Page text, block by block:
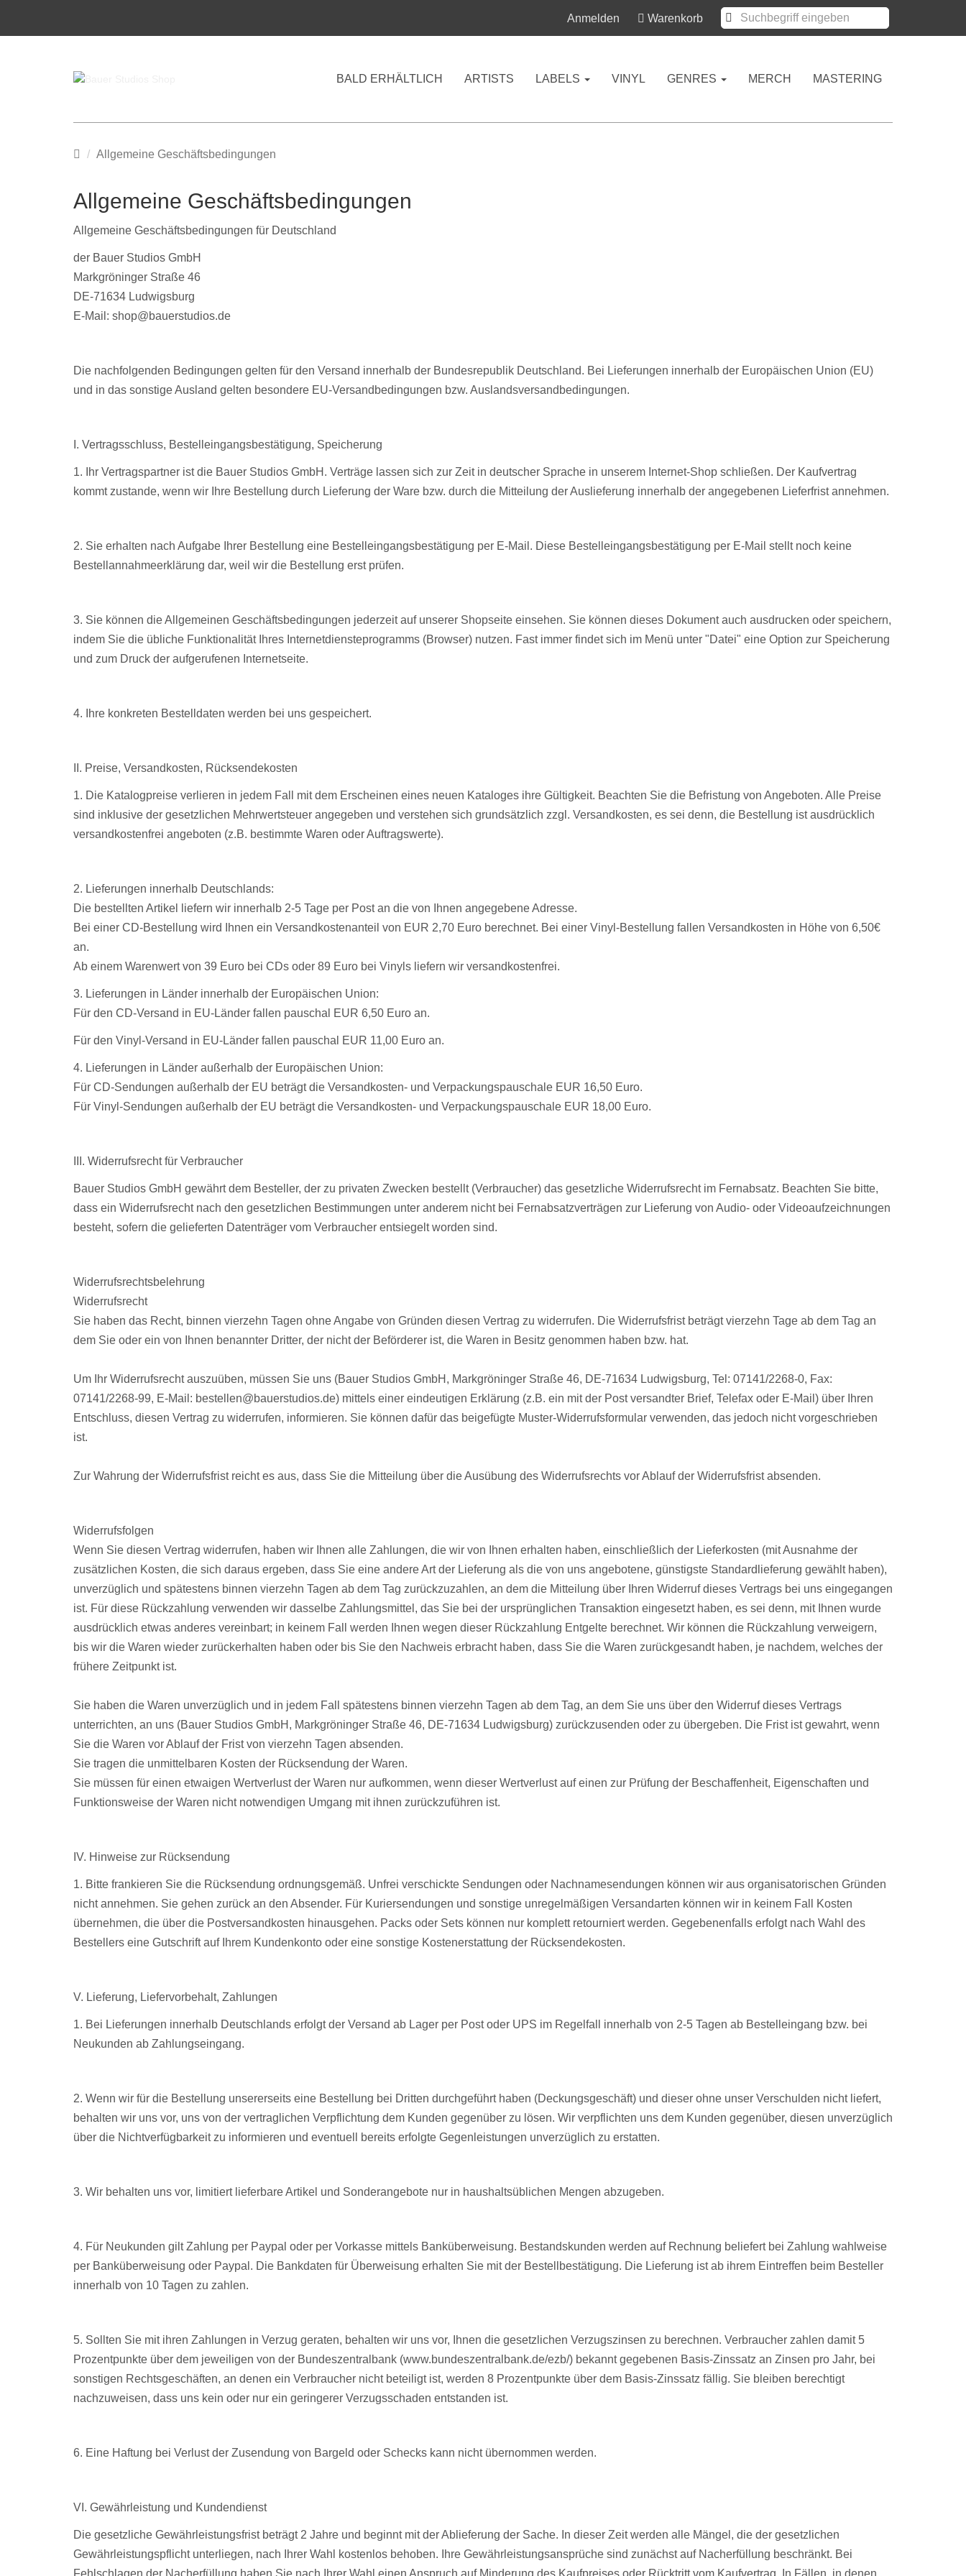
Anmelden Warenkorb
BALD ERHÄLTLICH ARTISTS LABELS VINYL GENRES MERCH MASTERING
Startseite
Allgemeine Geschäftsbedingungen
Allgemeine Geschäftsbedingungen
Allgemeine Geschäftsbedingungen für Deutschland
der Bauer Studios GmbH
Markgröninger Straße 46
DE-71634 Ludwigsburg
E-Mail: shop@bauerstudios.de
Die nachfolgenden Bedingungen gelten für den Versand innerhalb der Bundesrepublik Deutschland. Bei Lieferungen innerhalb der Europäischen Union (EU)
und in das sonstige Ausland gelten besondere EU-Versandbedingungen bzw. Auslandsversandbedingungen.
I. Vertragsschluss, Bestelleingangsbestätigung, Speicherung
1. Ihr Vertragspartner ist die Bauer Studios GmbH. Verträge lassen sich zur Zeit in deutscher Sprache in unserem Internet-Shop schließen. Der Kaufvertrag
kommt zustande, wenn wir Ihre Bestellung durch Lieferung der Ware bzw. durch die Mitteilung der Auslieferung innerhalb der angegebenen Lieferfrist annehmen.
2. Sie erhalten nach Aufgabe Ihrer Bestellung eine Bestelleingangsbestätigung per E-Mail. Diese Bestelleingangsbestätigung per E-Mail stellt noch keine
Bestellannahmeerklärung dar, weil wir die Bestellung erst prüfen.
3. Sie können die Allgemeinen Geschäftsbedingungen jederzeit auf unserer Shopseite einsehen. Sie können dieses Dokument auch ausdrucken oder speichern,
indem Sie die übliche Funktionalität Ihres Internetdiensteprogramms (Browser) nutzen. Fast immer findet sich im Menü unter "Datei" eine Option zur Speicherung
und zum Druck der aufgerufenen Internetseite.
4. Ihre konkreten Bestelldaten werden bei uns gespeichert.
II. Preise, Versandkosten, Rücksendekosten
1. Die Katalogpreise verlieren in jedem Fall mit dem Erscheinen eines neuen Kataloges ihre Gültigkeit. Beachten Sie die Befristung von Angeboten. Alle Preise
sind inklusive der gesetzlichen Mehrwertsteuer angegeben und verstehen sich grundsätzlich zzgl. Versandkosten, es sei denn, die Bestellung ist ausdrücklich
versandkostenfrei angeboten (z.B. bestimmte Waren oder Auftragswerte).
2. Lieferungen innerhalb Deutschlands:
Die bestellten Artikel liefern wir innerhalb 2-5 Tage per Post an die von Ihnen angegebene Adresse.
Bei einer CD-Bestellung wird Ihnen ein Versandkostenanteil von EUR 2,70 Euro berechnet. Bei einer Vinyl-Bestellung fallen Versandkosten in Höhe von 6,50€
an.
Ab einem Warenwert von 39 Euro bei CDs oder 89 Euro bei Vinyls liefern wir versandkostenfrei.
3. Lieferungen in Länder innerhalb der Europäischen Union:
Für den CD-Versand in EU-Länder fallen pauschal EUR 6,50 Euro an.
Für den Vinyl-Versand in EU-Länder fallen pauschal EUR 11,00 Euro an.
4. Lieferungen in Länder außerhalb der Europäischen Union:
Für CD-Sendungen außerhalb der EU beträgt die Versandkosten- und Verpackungspauschale EUR 16,50 Euro.
Für Vinyl-Sendungen außerhalb der EU beträgt die Versandkosten- und Verpackungspauschale EUR 18,00 Euro.
III. Widerrufsrecht für Verbraucher
Bauer Studios GmbH gewährt dem Besteller, der zu privaten Zwecken bestellt (Verbraucher) das gesetzliche Widerrufsrecht im Fernabsatz. Beachten Sie bitte,
dass ein Widerrufsrecht nach den gesetzlichen Bestimmungen unter anderem nicht bei Fernabsatzverträgen zur Lieferung von Audio- oder Videoaufzeichnungen
besteht, sofern die gelieferten Datenträger vom Verbraucher entsiegelt worden sind.
Widerrufsrechtsbelehrung
Widerrufsrecht
Sie haben das Recht, binnen vierzehn Tagen ohne Angabe von Gründen diesen Vertrag zu widerrufen. Die Widerrufsfrist beträgt vierzehn Tage ab dem Tag an
dem Sie oder ein von Ihnen benannter Dritter, der nicht der Beförderer ist, die Waren in Besitz genommen haben bzw. hat.
Um Ihr Widerrufsrecht auszuüben, müssen Sie uns (Bauer Studios GmbH, Markgröninger Straße 46, DE-71634 Ludwigsburg, Tel: 07141/2268-0, Fax:
07141/2268-99, E-Mail: bestellen@bauerstudios.de) mittels einer eindeutigen Erklärung (z.B. ein mit der Post versandter Brief, Telefax oder E-Mail) über Ihren
Entschluss, diesen Vertrag zu widerrufen, informieren. Sie können dafür das beigefügte Muster-Widerrufsformular verwenden, das jedoch nicht vorgeschrieben
ist.
Zur Wahrung der Widerrufsfrist reicht es aus, dass Sie die Mitteilung über die Ausübung des Widerrufsrechts vor Ablauf der Widerrufsfrist absenden.
Widerrufsfolgen
Wenn Sie diesen Vertrag widerrufen, haben wir Ihnen alle Zahlungen, die wir von Ihnen erhalten haben, einschließlich der Lieferkosten (mit Ausnahme der
zusätzlichen Kosten, die sich daraus ergeben, dass Sie eine andere Art der Lieferung als die von uns angebotene, günstigste Standardlieferung gewählt haben),
unverzüglich und spätestens binnen vierzehn Tagen ab dem Tag zurückzuzahlen, an dem die Mitteilung über Ihren Widerruf dieses Vertrags bei uns eingegangen
ist. Für diese Rückzahlung verwenden wir dasselbe Zahlungsmittel, das Sie bei der ursprünglichen Transaktion eingesetzt haben, es sei denn, mit Ihnen wurde
ausdrücklich etwas anderes vereinbart; in keinem Fall werden Ihnen wegen dieser Rückzahlung Entgelte berechnet. Wir können die Rückzahlung verweigern,
bis wir die Waren wieder zurückerhalten haben oder bis Sie den Nachweis erbracht haben, dass Sie die Waren zurückgesandt haben, je nachdem, welches der
frühere Zeitpunkt ist.
Sie haben die Waren unverzüglich und in jedem Fall spätestens binnen vierzehn Tagen ab dem Tag, an dem Sie uns über den Widerruf dieses Vertrags
unterrichten, an uns (Bauer Studios GmbH, Markgröninger Straße 46, DE-71634 Ludwigsburg) zurückzusenden oder zu übergeben. Die Frist ist gewahrt, wenn
Sie die Waren vor Ablauf der Frist von vierzehn Tagen absenden.
Sie tragen die unmittelbaren Kosten der Rücksendung der Waren.
Sie müssen für einen etwaigen Wertverlust der Waren nur aufkommen, wenn dieser Wertverlust auf einen zur Prüfung der Beschaffenheit, Eigenschaften und
Funktionsweise der Waren nicht notwendigen Umgang mit ihnen zurückzuführen ist.
IV. Hinweise zur Rücksendung
1. Bitte frankieren Sie die Rücksendung ordnungsgemäß. Unfrei verschickte Sendungen oder Nachnamesendungen können wir aus organisatorischen Gründen
nicht annehmen. Sie gehen zurück an den Absender. Für Kuriersendungen und sonstige unregelmäßigen Versandarten können wir in keinem Fall Kosten
übernehmen, die über die Postversandkosten hinausgehen. Packs oder Sets können nur komplett retourniert werden. Gegebenenfalls erfolgt nach Wahl des
Bestellers eine Gutschrift auf Ihrem Kundenkonto oder eine sonstige Kostenerstattung der Rücksendekosten.
V. Lieferung, Liefervorbehalt, Zahlungen
1. Bei Lieferungen innerhalb Deutschlands erfolgt der Versand ab Lager per Post oder UPS im Regelfall innerhalb von 2-5 Tagen ab Bestelleingang bzw. bei
Neukunden ab Zahlungseingang.
2. Wenn wir für die Bestellung unsererseits eine Bestellung bei Dritten durchgeführt haben (Deckungsgeschäft) und dieser ohne unser Verschulden nicht liefert,
behalten wir uns vor, uns von der vertraglichen Verpflichtung dem Kunden gegenüber zu lösen. Wir verpflichten uns dem Kunden gegenüber, diesen unverzüglich
über die Nichtverfügbarkeit zu informieren und eventuell bereits erfolgte Gegenleistungen unverzüglich zu erstatten.
3. Wir behalten uns vor, limitiert lieferbare Artikel und Sonderangebote nur in haushaltsüblichen Mengen abzugeben.
4. Für Neukunden gilt Zahlung per Paypal oder per Vorkasse mittels Banküberweisung. Bestandskunden werden auf Rechnung beliefert bei Zahlung wahlweise
per Banküberweisung oder Paypal. Die Bankdaten für Überweisung erhalten Sie mit der Bestellbestätigung. Die Lieferung ist ab ihrem Eintreffen beim Besteller
innerhalb von 10 Tagen zu zahlen.
5. Sollten Sie mit ihren Zahlungen in Verzug geraten, behalten wir uns vor, Ihnen die gesetzlichen Verzugszinsen zu berechnen. Verbraucher zahlen damit 5
Prozentpunkte über dem jeweiligen von der Bundeszentralbank (www.bundeszentralbank.de/ezb/) bekannt gegebenen Basis-Zinssatz an Zinsen pro Jahr, bei
sonstigen Rechtsgeschäften, an denen ein Verbraucher nicht beteiligt ist, werden 8 Prozentpunkte über dem Basis-Zinssatz fällig. Sie bleiben berechtigt
nachzuweisen, dass uns kein oder nur ein geringerer Verzugsschaden entstanden ist.
6. Eine Haftung bei Verlust der Zusendung von Bargeld oder Schecks kann nicht übernommen werden.
VI. Gewährleistung und Kundendienst
Die gesetzliche Gewährleistungsfrist beträgt 2 Jahre und beginnt mit der Ablieferung der Sache. In dieser Zeit werden alle Mängel, die der gesetzlichen
Gewährleistungspflicht unterliegen, nach Ihrer Wahl kostenlos behoben. Ihre Gewährleistungsansprüche sind zunächst auf Nacherfüllung beschränkt. Bei
Fehlschlagen der Nacherfüllung haben Sie nach Ihrer Wahl einen Anspruch auf Minderung des Kaufpreises oder Rücktritt vom Kaufvertrag. In Fällen, in denen